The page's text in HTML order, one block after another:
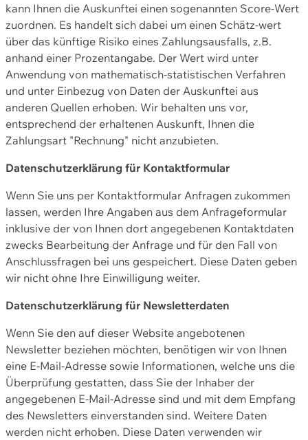
kann Ihnen die Auskunftei einen sogenannten Score-Wert
zuordnen. Es handelt sich dabei um einen Schätz-wert
über das künftige Risiko eines Zahlungsausfalls, z.B.
anhand einer Prozentangabe. Der Wert wird unter
Anwendung von mathematisch-statistischen Verfahren
und unter Einbezug von Daten der Auskunftei aus
anderen Quellen erhoben. Wir behalten uns vor,
entsprechend der erhaltenen Auskunft, Ihnen die
Zahlungsart "Rechnung" nicht anzubieten.
Datenschutzerklärung für Kontaktformular
Wenn Sie uns per Kontaktformular Anfragen zukommen
lassen, werden Ihre Angaben aus dem Anfrageformular
inklusive der von Ihnen dort angegebenen Kontaktdaten
zwecks Bearbeitung der Anfrage und für den Fall von
Anschlussfragen bei uns gespeichert. Diese Daten geben
wir nicht ohne Ihre Einwilligung weiter.
Datenschutzerklärung für Newsletterdaten
Wenn Sie den auf dieser Website angebotenen
Newsletter beziehen möchten, benötigen wir von Ihnen
eine E-Mail-Adresse sowie Informationen, welche uns die
Überprüfung gestatten, dass Sie der Inhaber der
angegebenen E-Mail-Adresse sind und mit dem Empfang
des Newsletters einverstanden sind. Weitere Daten
werden nicht erhoben. Diese Daten verwenden wir